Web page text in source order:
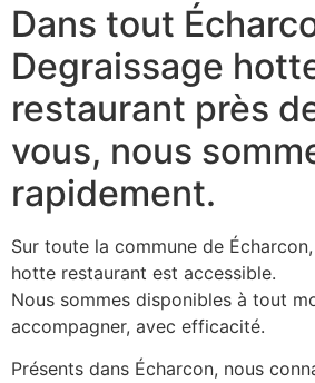
Dans tout
Degraissage
restaurant près
vous, nous
rapidement.
Sur toute la commune de
hotte restaurant est accessible.
Nous sommes disponibles à tout
accompagner, avec efficacité.
Présents dans Écharcon, nous